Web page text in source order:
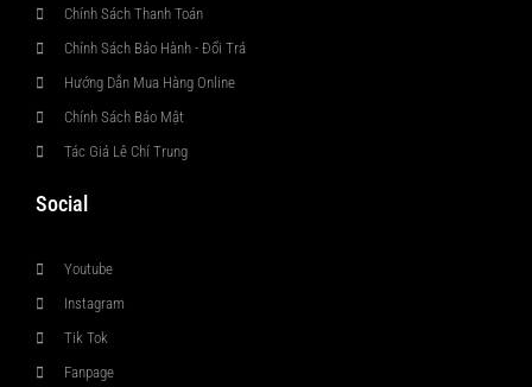
Chính Sách Thanh Toán
Chính Sách Bảo Hành - Đổi Trả
Hướng Dẫn Mua Hàng Online
Chính Sách Bảo Mật
Tác Giả Lê Chí Trung
Social
Youtube
Instagram
Tik Tok
Fanpage